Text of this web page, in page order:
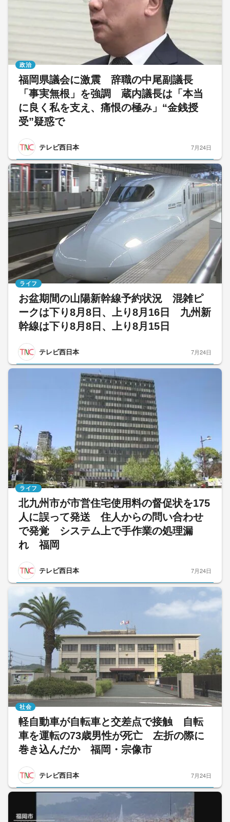
福岡県議会に激震 辞職の中尾副議長
「事実無根」を強調 蔵内議長は「本当
に良く私を支え、痛恨の極み」“金銭授
受”疑惑で
テレビ西日本
政治
7月24日
お盆期間の山陽新幹線予約状況 混雑ピ
ークは下り8月8日、上り8月16日 九州新
幹線は下り8月8日、上り8月15日
テレビ西日本
ライフ
7月24日
北九州市が市営住宅使用料の督促状を175
人に誤って発送 住人からの問い合わせ
で発覚 システム上で手作業の処理漏
れ 福岡
テレビ西日本
ライフ
7月24日
軽自動車が自転車と交差点で接触 自転
車を運転の73歳男性が死亡 左折の際に
巻き込んだか 福岡・宗像市
テレビ西日本
社会
7月24日